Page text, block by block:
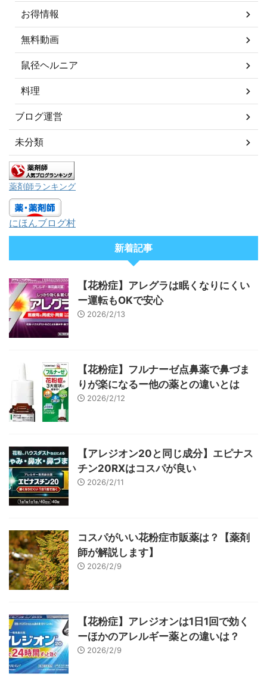
お得情報
無料動画
鼠径ヘルニア
料理
ブログ運営
未分類
薬剤師ランキング
にほんブログ村
新着記事
【花粉症】アレグラは眠くなりにくい
ー運転もOKで安心
2026/2/13
【花粉症】フルナーゼ点鼻薬で鼻づま
りが楽になるー他の薬との違いとは
2026/2/12
【アレジオン20と同じ成分】エピナス
チン20RXはコスパが良い
2026/2/11
コスパがいい花粉症市販薬は？【薬剤
師が解説します】
2026/2/9
【花粉症】アレジオンは1日1回で効く
ーほかのアレルギー薬との違いは？
2026/2/9